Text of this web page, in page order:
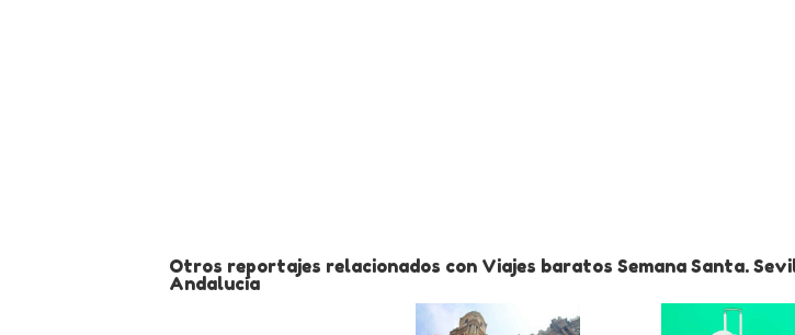
Otros reportajes relacionados con Viajes baratos Semana Santa.
Andalucía